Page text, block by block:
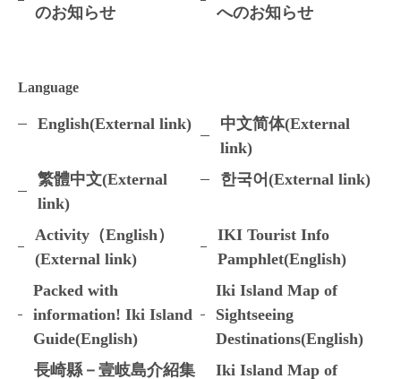
のお知らせ
へのお知らせ
Language
English(External link)
中文简体(External
link)
繁體中文(External
link)
한국어(External link)
Activity（English）
(External link)
IKI Tourist Info
Pamphlet(English)
Packed with
information! Iki Island
Guide(English)
Iki Island Map of
Sightseeing
Destinations(English)
長崎縣－壹岐島介紹集
Iki Island Map of